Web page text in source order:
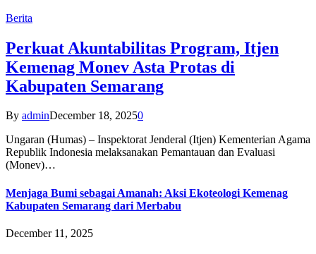
Berita
Perkuat Akuntabilitas Program, Itjen
Kemenag Monev Asta Protas di
Kabupaten Semarang
By adminDecember 18, 20250
Ungaran (Humas) – Inspektorat Jenderal (Itjen) Kementerian Agama
Republik Indonesia melaksanakan Pemantauan dan Evaluasi
(Monev)…
Menjaga Bumi sebagai Amanah: Aksi Ekoteologi Kemenag
Kabupaten Semarang dari Merbabu
December 11, 2025